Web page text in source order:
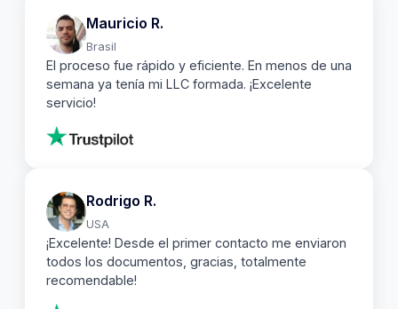
Mauricio R.
Brasil
El proceso fue rápido y eficiente. En menos de una
semana ya tenía mi LLC formada. ¡Excelente
servicio!
Rodrigo R.
USA
¡Excelente! Desde el primer contacto me enviaron
todos los documentos, gracias, totalmente
recomendable!